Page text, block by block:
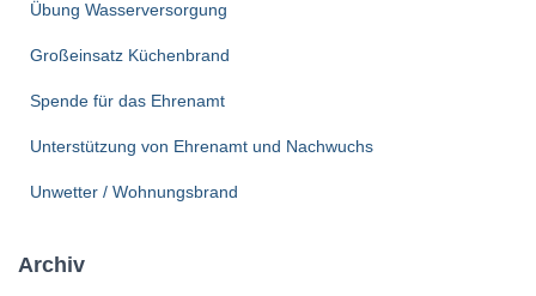
Übung Wasserversorgung
Großeinsatz Küchenbrand
Spende für das Ehrenamt
Unterstützung von Ehrenamt und Nachwuchs
Unwetter / Wohnungsbrand
Archiv